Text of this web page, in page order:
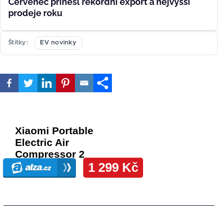
prodeje roku
Štítky EV novinky